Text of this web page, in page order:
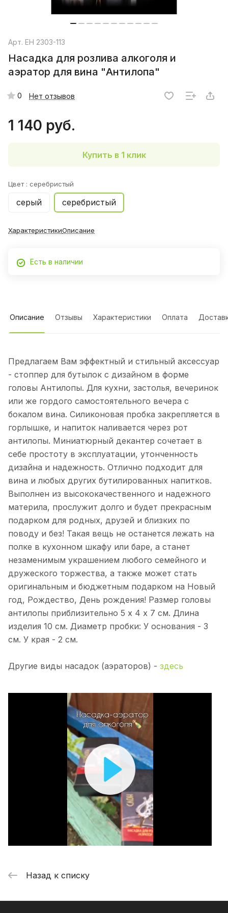
Арт. EH 2303-113
Насадка для розлива алкоголя и
аэратор для вина "Антилопа"
0 Нет отзывов
1 140 руб.
Купить в 1 клик
Цвет : серебристый
серый серебристый
ХарактеристикиОписание
Есть в наличии
Описание Отзывы Характеристики Оплата
Предлагаем Вам эффектный и стильный аксессуар
- стоппер для бутылок с дизайном в форме
головы Антилопы. Для кухни, застолья, вечеринок
или же гордого самостоятельного вечера с
бокалом вина. Силиконовая пробка закрепляется в
горлышке, и напиток наливается через рот
антилопы. Миниатюрный декантер сочетает в
себе простоту в эксплуатации, утонченность
дизайна и надежность. Отлично подходит для
вина и любых других бутилированных напитков.
Выполнен из высококачественного и надежного
материла, прослужит долго и будет прекрасным
подарком для родных, друзей и близких по
поводу и без! Такая вещь не останется лежать на
полке в кухонном шкафу или баре, а станет
незаменимым украшением любого семейного и
дружеского торжества, а также может стать
оригинальным и бюджетным подарком на Новый
год, Рождество, День рождения! Размер головы
антилопы приблизительно 5 х 4 х 7 см. Длина
изделия 10 см. Диаметр пробки: У основания - 3
см. У края - 2 см.
Другие виды насадок (аэраторов) - здесь
Play
Video
Назад к списку